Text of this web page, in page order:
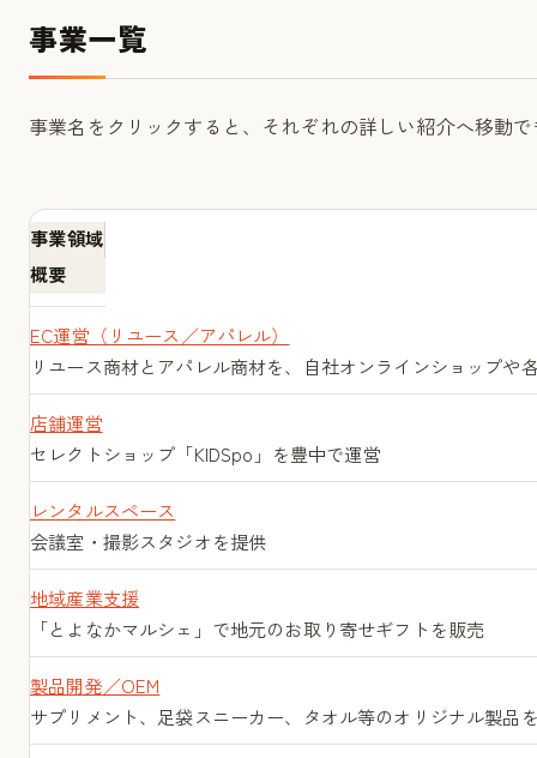
社会貢献
事業・サービス
コラム
採用情報
お問い合わせ
事業一覧
事業名をクリックすると、それぞれの詳しい紹介へ移動
事業領域
概要
EC運営（リユース／アパレル）
リユース商材とアパレル商材を、自社オンラインショップや
店舗運営
セレクトショップ「KIDSpo」を豊中で運営
レンタルスペース
会議室・撮影スタジオを提供
地域産業支援
「とよなかマルシェ」で地元のお取り寄せギフトを販売
製品開発／OEM
サプリメント、足袋スニーカー、タオル等のオリジナル製品